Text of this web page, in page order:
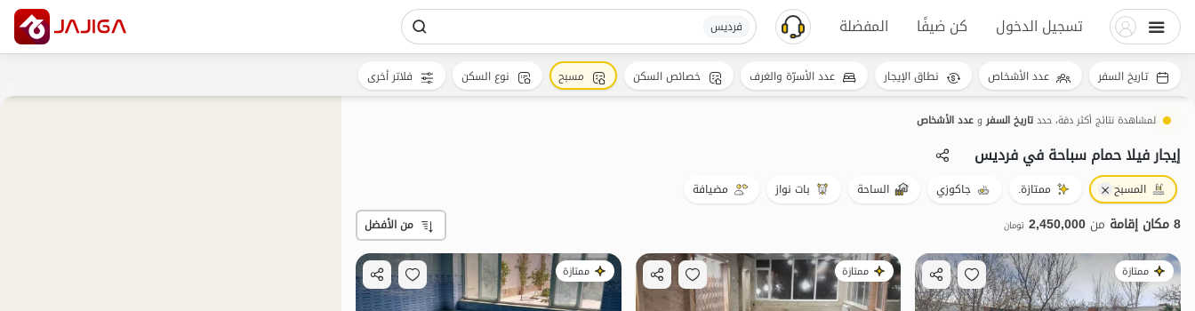
تسجيل الدخول كن ضيفًا المفضلة فردیس
لمشاهدة نتائج أكثر دقة، حددتاريخ السفروعدد الأشخاص
إيجار فيلا حمام سباحة في فردیس
المسبح ممتازة. جاكوزي الساحة بات نواز مضيافة
8 مكان إقامة من 2,450,000 تومان من الأفضل
ممتازة ممتازة ممتازة
تاريخ السفر عدد الأشخاص نطاق الإيجار عدد الأسرّة والغرف خصائص السكن مسبح نوع السكن فلاتر أخرى